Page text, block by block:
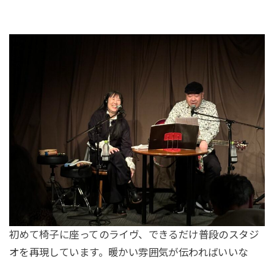
初めて椅子に座ってのライヴ、できるだけ普段のスタジ
オを再現しています。暖かい雰囲気が伝わればいいな